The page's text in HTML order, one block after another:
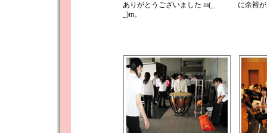
ありがとうございました m(_
_)m。
に余裕